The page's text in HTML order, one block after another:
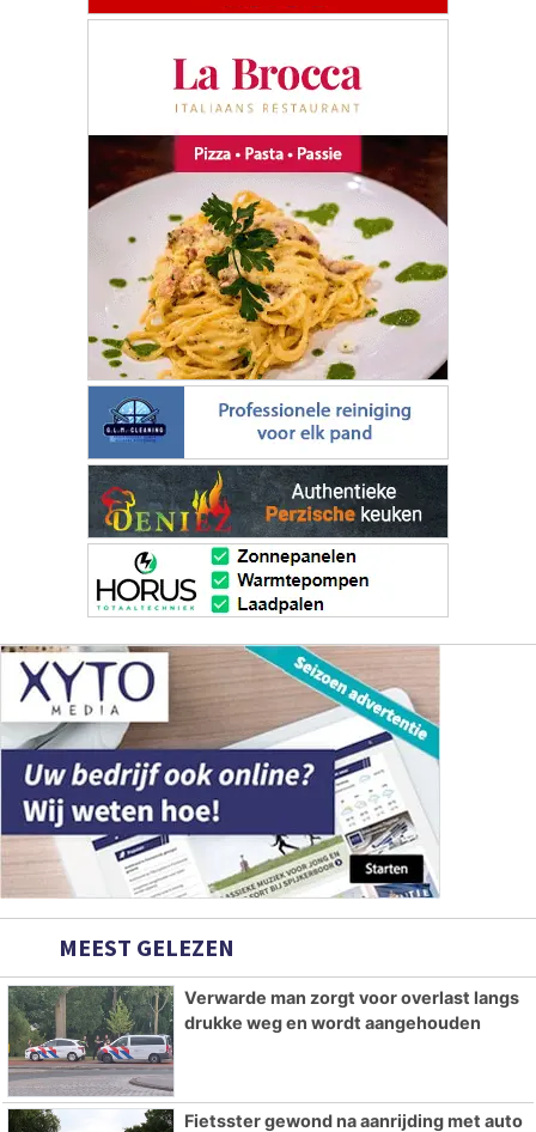
MEEST GELEZEN
Verwarde man zorgt voor overlast langs
drukke weg en wordt aangehouden
Fietsster gewond na aanrijding met auto